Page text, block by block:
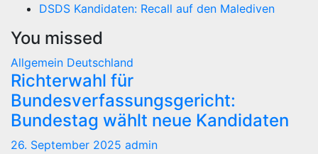
DSDS Kandidaten: Recall auf den Malediven
You missed
Allgemein Deutschland
Richterwahl für
Bundesverfassungsgericht:
Bundestag wählt neue Kandidaten
26. September 2025 admin